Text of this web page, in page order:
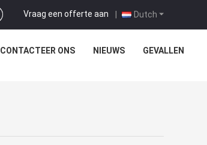
Dutch
Vraag een offerte aan |
CONTACTEER ONS NIEUWS GEVALLEN